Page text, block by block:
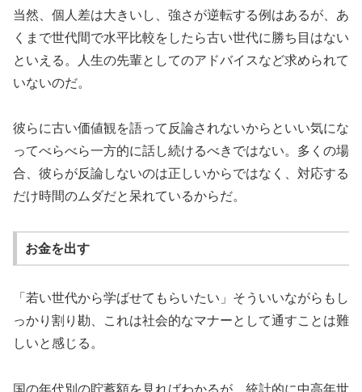
当然、個人差は大きいし、強さが逆転する例はあるが、あ
くまで世代間で水平比較をしたら古い世代に勝ち目はない
といえる。人生の先輩としてのアドバイスなど求められて
いないのだ。
彼らに古い価値観を語って反論されないからといい気にな
ってべらべら一方的に話し続けるべきではない。多くの場
合、彼らが反論しないのは正しいからではなく、対応する
だけ時間のムダだと呆れているからだ。
お金を出す
「若い世代から学ばせてもらいたい」そういいながらもし
っかり割り勘、これは社会的なマナーとして通すことは難
しいと感じる。
国の年代別の貯蓄額を見ればわかるが、統計的に中高年世